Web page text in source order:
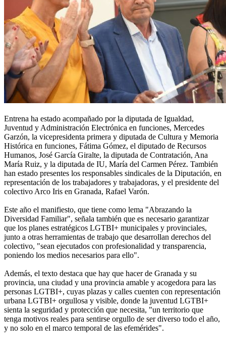
Entrena ha estado acompañado por la diputada de Igualdad,
Juventud y Administración Electrónica en funciones, Mercedes
Garzón, la vicepresidenta primera y diputada de Cultura y Memoria
Histórica en funciones, Fátima Gómez, el diputado de Recursos
Humanos, José García Giralte, la diputada de Contratación, Ana
María Ruiz, y la diputada de IU, María del Carmen Pérez. También
han estado presentes los responsables sindicales de la Diputación, en
representación de los trabajadores y trabajadoras, y el presidente del
colectivo Arco Iris en Granada, Rafael Varón.
Este año el manifiesto, que tiene como lema "Abrazando la
Diversidad Familiar", señala también que es necesario garantizar
que los planes estratégicos LGTBI+ municipales y provinciales,
junto a otras herramientas de trabajo que desarrollan derechos del
colectivo, "sean ejecutados con profesionalidad y transparencia,
poniendo los medios necesarios para ello".
Además, el texto destaca que hay que hacer de Granada y su
provincia, una ciudad y una provincia amable y acogedora para las
personas LGTBI+, cuyas plazas y calles cuenten con representación
urbana LGTBI+ orgullosa y visible, donde la juventud LGTBI+
sienta la seguridad y protección que necesita, "un territorio que
tenga motivos reales para sentirse orgullo de ser diverso todo el año,
y no solo en el marco temporal de las efemérides".